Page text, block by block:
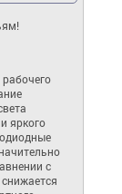
яркого
с